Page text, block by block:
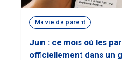
Ma vie de parent
Juin : ce mois où les
officiellement dans un